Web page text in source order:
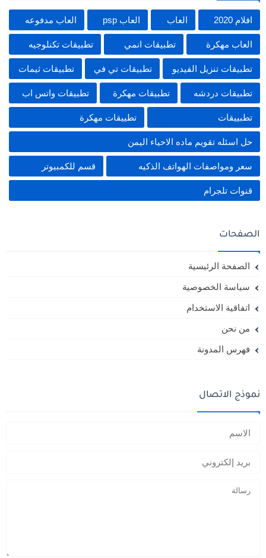
افلام 2020 العاب العاب psp العاب مدفوعه
العاب مهكرة تطبيقات انمي تطبيقات تكنلوجيه
تطبيقات تنزيل الفيديو تطبيقات تي في تطبيقات ثيمات
تطبيقات دردشه تطبيقات مهكرة تطبيقات واتس اب
تطبييقات تطييقات مهكرة
حل اسئله تقويم ماده الاحياء اليمن
سعر ومواصفات الهواتف الذكيه قسم للكمبيوتر
قنوات تلجرام
الصفحات
الصفحة الرئيسية
سياسة الخصوصية
اتفاقية الاستخدام
من نحن
فهرس المدونة
نموذج الاتصال